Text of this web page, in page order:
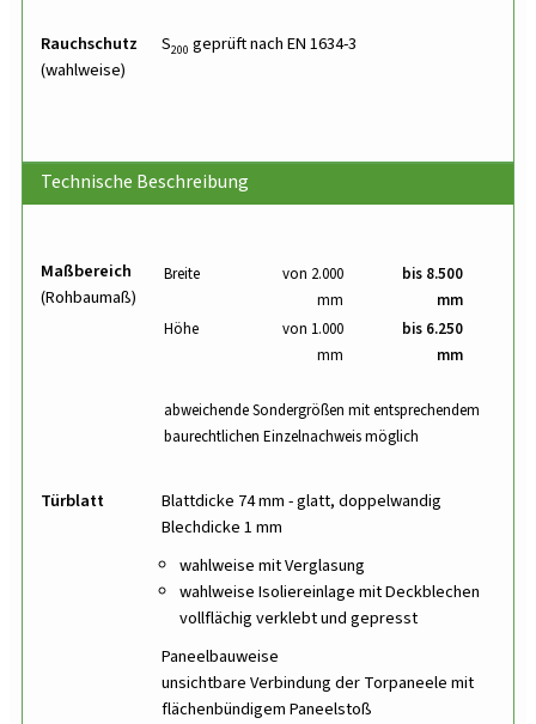
Rauchschutz
(wahlweise)
S200 geprüft nach EN 1634-3
Technische Beschreibung
Maßbereich
(Rohbaumaß)
Breite
von 2.000
mm
bis 8.500
mm
Höhe
von 1.000
mm
bis 6.250
mm
abweichende Sondergrößen mit entsprechendem
baurechtlichen Einzelnachweis möglich
Türblatt
Blattdicke 74 mm - glatt, doppelwandig
Blechdicke 1 mm
wahlweise mit Verglasung
wahlweise Isoliereinlage mit Deckblechen
vollflächig verklebt und gepresst
Paneelbauweise
unsichtbare Verbindung der Torpaneele mit
flächenbündigem Paneelstoß